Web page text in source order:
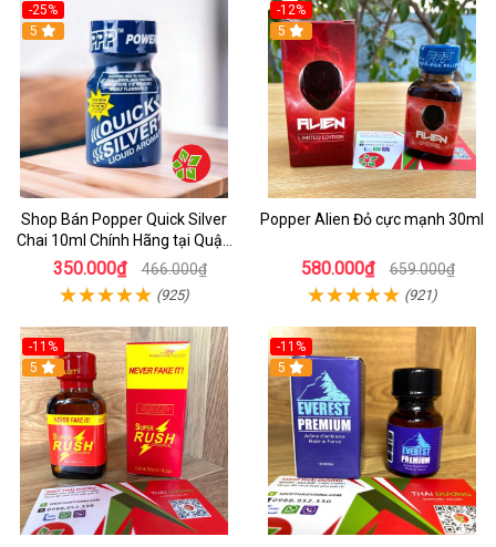
-25%
5
Shop Bán Popper Quick Silver
Chai 10ml Chính Hãng tại Quận
1 - Kích thích tăng ham muốn
cực mạnh
350.000₫ 466.000₫
(925)
-12%
5
Popper Alien Đỏ cực mạnh 30ml
580.000₫ 659.000₫
(921)
-11%
5
-11%
5